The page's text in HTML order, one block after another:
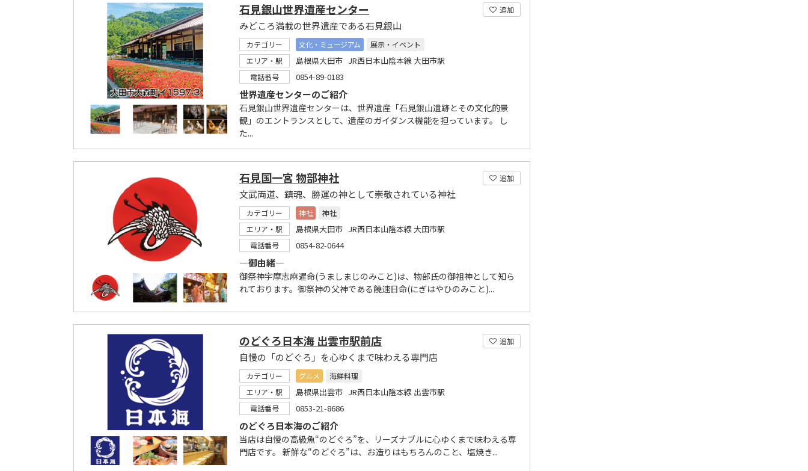
追加
石見銀山世界遺産センター
みどころ満載の世界遺産である石見銀山
カテゴリー 文化・ミュージアム
展示・イベント
エリア・駅
島根県大田市 JR西日本山陰本線 大田市駅
電話番号 0854-89-0183
世界遺産センターのご紹介
石見銀山世界遺産センターは、世界遺産「石見銀山遺跡とその文化的景
観」のエントランスとして、遺産のガイダンス機能を担っています。 し
た...
追加
石見国一宮 物部神社
文武両道、鎮魂、勝運の神として崇敬されている神社
カテゴリー 神社
神社
エリア・駅
島根県大田市 JR西日本山陰本線 大田市駅
電話番号 0854-82-0644
―御由緒―
御祭神宇摩志麻遅命(うましまじのみこと)は、物部氏の御祖神として知ら
れております。御祭神の父神である饒速日命(にぎはやひのみこと)...
追加
のどぐろ日本海 出雲市駅前店
自慢の「のどぐろ」を心ゆくまで味わえる専門店
カテゴリー グルメ
海鮮料理
エリア・駅
島根県出雲市 JR西日本山陰本線 出雲市駅
電話番号 0853-21-8686
のどぐろ日本海のご紹介
当店は自慢の高級魚“のどぐろ”を、リーズナブルに心ゆくまで味わえる専
門店です。 新鮮な“のどぐろ”は、お造りはもちろんのこと、塩焼き...